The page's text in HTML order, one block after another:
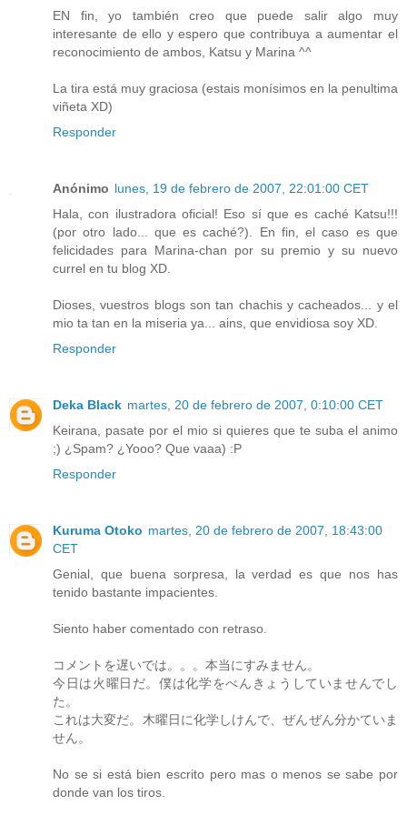
EN fin, yo también creo que puede salir algo muy
interesante de ello y espero que contribuya a aumentar el
reconocimiento de ambos, Katsu y Marina ^^
La tira está muy graciosa (estais monísimos en la penultima
viñeta XD)
Responder
Anónimo lunes, 19 de febrero de 2007, 22:01:00 CET
Hala, con ilustradora oficial! Eso sí que es caché Katsu!!!
(por otro lado... que es caché?). En fin, el caso es que
felicidades para Marina-chan por su premio y su nuevo
currel en tu blog XD.
Dioses, vuestros blogs son tan chachis y cacheados... y el
mio ta tan en la miseria ya... ains, que envidiosa soy XD.
Responder
Deka Black martes, 20 de febrero de 2007, 0:10:00 CET
Keirana, pasate por el mio si quieres que te suba el animo
;) ¿Spam? ¿Yooo? Que vaaa) :P
Responder
Kuruma Otoko martes, 20 de febrero de 2007, 18:43:00
CET
Genial, que buena sorpresa, la verdad es que nos has
tenido bastante impacientes.
Siento haber comentado con retraso.
コメントを遅いでは。。。本当にすみません。
今日は火曜日だ。僕は化学をべんきょうしていませんでし
た。
これは大変だ。木曜日に化学しけんで、ぜんぜん分かていま
せん。
No se si está bien escrito pero mas o menos se sabe por
donde van los tiros.